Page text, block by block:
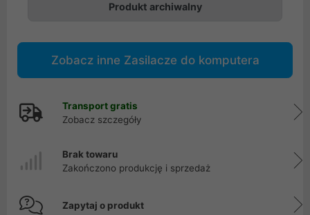
Produkt archiwalny
Zobacz inne Zasilacze do komputera
Transport gratis
Zobacz szczegóły
Brak towaru
Zakończono produkcję i sprzedaż
Zapytaj o produkt